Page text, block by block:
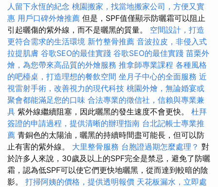
人留下永恆的紀念 桃園搬家，找當地搬家公司，方便又實
惠 用戶口碑外燴推薦 但是，SPF值僅顯示防曬霜可以阻止
引起曬傷的紫外線，而不是曬黑的質量。 空間設計，打造
更符合需求的生活環境 新竹整骨推薦 音波拉皮，非侵入式
拉提肌膚 谷歌SEO的最佳實踐 谷歌SEO的最佳實踐 苗栗外
燴，為您帶來高品質的外燴服務 推拿師專業課程 各種風格
的吧檯桌，打造理想的餐飲空間 坐月子中心的全面服務 近
視雷射手術，改善視力的現代科技 桃園外燴，無論婚宴或
聚會都能滿足您的口味 合法專業的徵信社，信賴與專業兼
具 紫外線繼續阻塞，因此曬黑的發生速度不會更快。 杜拜
簽證的申請過程，提供清晰的辦理指南 台北記帳士專業推
薦 青銅色的太陽油，曬黑的持續時間盡可能長，但可以防
止有害的紫外線。 大里整骨服務 台胞證過期怎麼處理？ 對
於許多人來說，30歲及以上的SPF完全是禁忌，避免了防曬
霜，認為低SPF可以使它們更快地曬黑，從而達到較暗的陰
影。 打掃阿姨的價格，提供透明報價 天花板漏水，立即處